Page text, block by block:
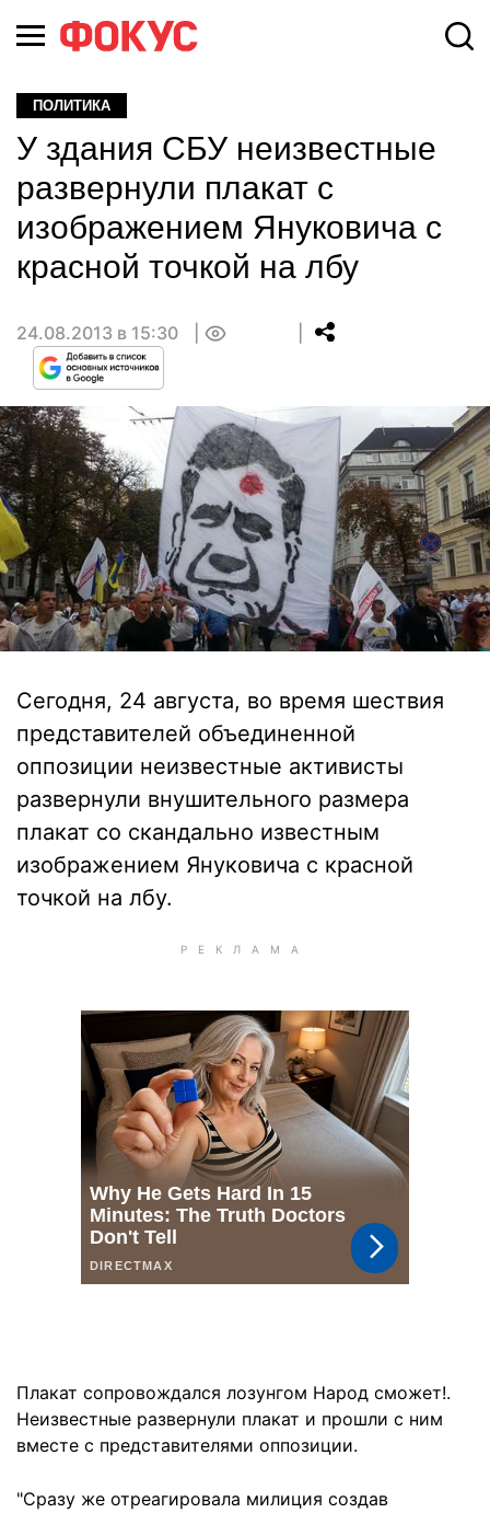
ПОЛИТИКА
У здания СБУ неизвестные
развернули плакат с
изображением Януковича с
красной точкой на лбу
24.08.2013 в 15:30
Сегодня, 24 августа, во время шествия
представителей объединенной
оппозиции неизвестные активисты
развернули внушительного размера
плакат со скандально известным
изображением Януковича с красной
точкой на лбу.
Плакат сопровождался лозунгом Народ сможет!.
Неизвестные развернули плакат и прошли с ним
вместе с представителями оппозиции.
"Сразу же отреагировала милиция создав